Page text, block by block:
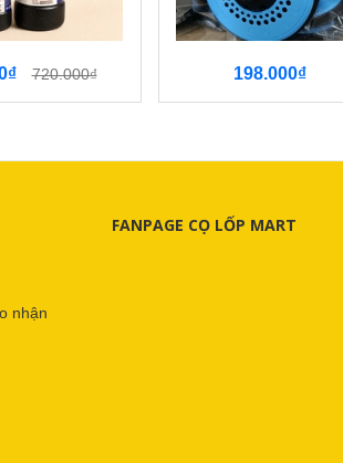
720.000₫ 198.000₫
nhận
FANPAGE CỌ LỐP MART